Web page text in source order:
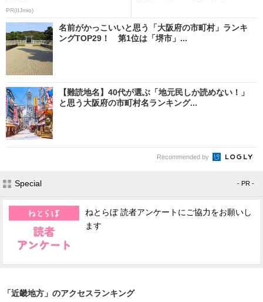
PR(IIJmio)
名前がかっこいいと思う「大阪府の市町村」ランキ
ングTOP29！ 第1位は「堺市」...
【難読地名】40代が選ぶ「地元民しか読めない！」
と思う大阪府の市町村名ランキング...
Recommended by
Special - PR -
ねとらぼ 読者アンケートにご協力をお願いし
ます
「近畿地方」のアクセスランキング